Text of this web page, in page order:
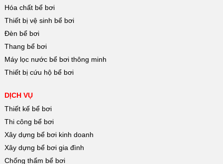
Hóa chất bể bơi
Thiết bị vệ sinh bể bơi
Đèn bể bơi
Thang bể bơi
Máy lọc nước bể bơi thông minh
Thiết bị cứu hộ bể bơi
DỊCH VỤ
Thiết kế bể bơi
Thi công bể bơi
Xây dựng bể bơi kinh doanh
Xây dựng bể bơi gia đình
Chống thấm bể bơi